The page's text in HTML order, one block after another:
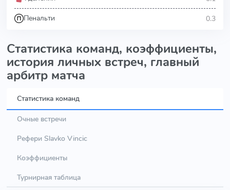
Пенальти 0.3
Статистика команд, коэффициенты,
история личных встреч, главный
арбитр матча
Статистика команд
Очные встречи
Рефери Slavko Vincic
Коэффициенты
Турнирная таблица